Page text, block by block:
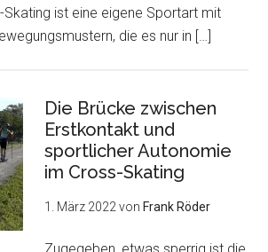
ist eine eigene Sportart mit
die es nur in […]
Die Brücke zwischen
Erstkontakt und
sportlicher Autonomie
im Cross-Skating
1. März 2022von Frank Röder